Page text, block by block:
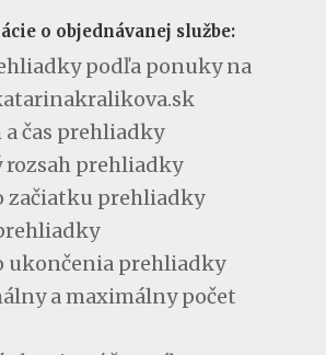
o objednávanej službe:
podľa ponuky na
čas prehliadky
rozsah prehliadky
začiatku prehliadky
ukončenia prehliadky
a maximálny počet